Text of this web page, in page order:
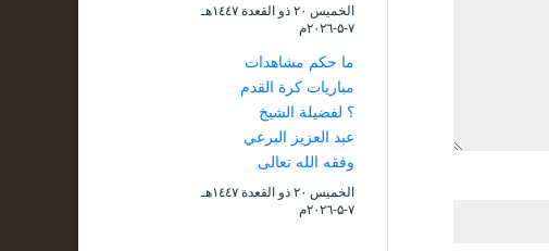
الخميس ۲۰ ذو القعدة ۱٤٤۷هـ
۷-۵-۲۰۲٦م
ما حكم مشاهدات
مباريات كرة القدم
؟ لفضيلة الشيخ
عبد العزيز البرعي
وفقه الله تعالى
الخميس ۲۰ ذو القعدة ۱٤٤۷هـ
۷-۵-۲۰۲٦م